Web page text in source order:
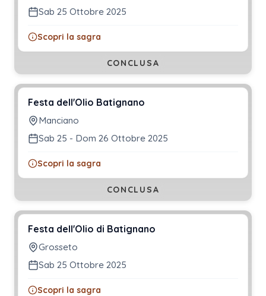
Sab 25 Ottobre 2025
Scopri la sagra
CONCLUSA
Festa dell'Olio Batignano
Manciano
Sab 25 - Dom 26 Ottobre 2025
Scopri la sagra
CONCLUSA
Festa dell'Olio di Batignano
Grosseto
Sab 25 Ottobre 2025
Scopri la sagra